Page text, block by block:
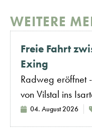
WEITERE
Freie Fahrt
Exing
Radweg eröffnet
von Vilstal ins
04. August 2026